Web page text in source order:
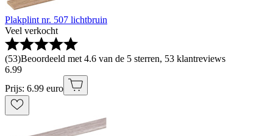
Plakplint nr. 507 lichtbruin
Veel verkocht
(53)Beoordeeld met 4.6 van de 5 sterren, 53 klantreviews
6.99
Prijs: 6.99 euro